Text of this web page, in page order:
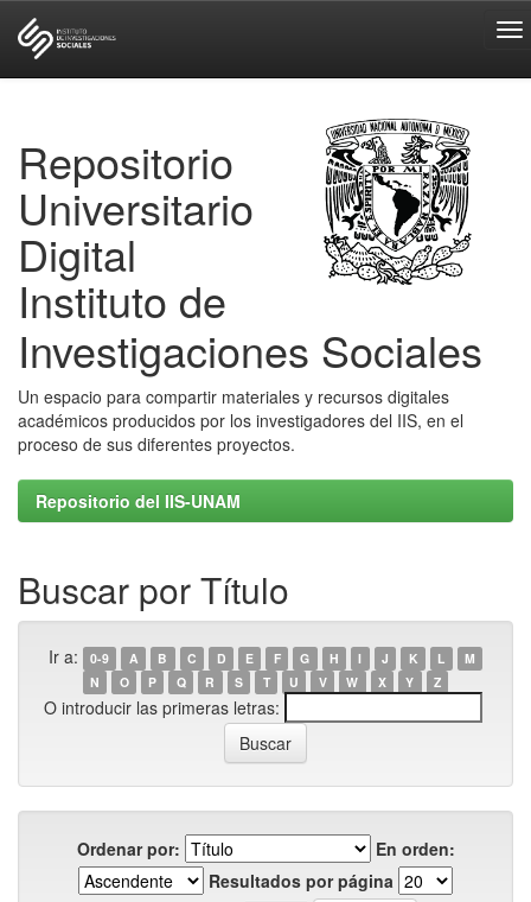
Repositorio
Universitario
Digital
Instituto de
Investigaciones Sociales
Un espacio para compartir materiales y recursos digitales
académicos producidos por los investigadores del IIS, en el
proceso de sus diferentes proyectos.
Repositorio del IIS-UNAM
Buscar por Título
Ir a: 0-9 A B C D E F G H I J K L
M
N
O P Q R S T U V W X Y Z
O introducir las primeras letras:
Ordenar por:
En orden:
Resultados por página